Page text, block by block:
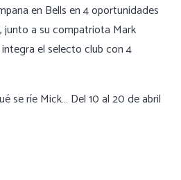
en Bells en 4 oportunidades
junto a su compatriota Mark
el selecto club con 4
se ríe Mick… Del 10 al 20 de abril